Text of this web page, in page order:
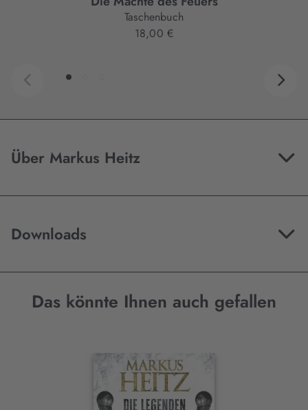
Taschenbuch
18,00 €
Über Markus Heitz
Downloads
Das könnte Ihnen auch gefallen